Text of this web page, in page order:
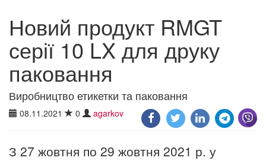
Новий продукт RMGT
серії 10 LX для друку
паковання
Виробництво етикетки та паковання
08.11.2021 0 agarkov
З 27 жовтня по 29 жовтня 2021 р. у